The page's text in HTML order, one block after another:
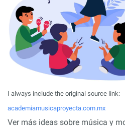
I always include the original source link:
academiamusicaproyecta.com.mx
Ver más ideas sobre música y